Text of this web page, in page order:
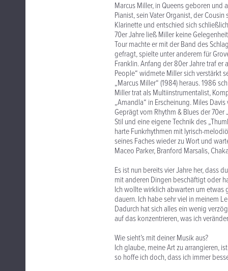
Marcus Miller, in Queens geboren
Pianist, sein Vater Organist, der
Klarinette und entschied sich
70er Jahre ließ Miller keine
Tour machte er mit der Band des
gefragt, spielte unter anderem für
Franklin. Anfang der 80er Jahre traf er
People“ widmete Miller sich verstärkt
„Marcus Miller“ (1984) heraus. 1986
Miller trat als Multiinstrumentalist,
„Amandla“ in Erscheinung. Miles
Geprägt vom Rhythm & Blues der
Stil und eine eigene Technik des
harte Funkrhythmen mit lyrisch-
seines Faches wieder zu Wort und
Maceo Parker, Branford Marsalis,
Es ist nun bereits vier Jahre her, dass
mit anderen Dingen beschäftigt oder
Ich wollte wirklich abwarten um etwas
dauern. Ich habe sehr viel in meinem
Dadurch hat sich alles ein wenig
auf das konzentrieren, was ich
Wie sieht’s mit deiner Musik aus?
Ich glaube, meine Art zu arrangieren,
so hoffe ich doch, dass ich immer